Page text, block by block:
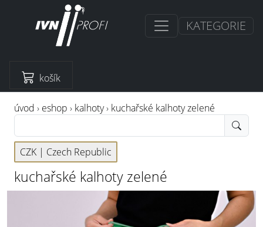
KATEGORIE
košík
úvod › eshop › kalhoty› kuchařské kalhoty zelené
CZK | Czech Republic
kuchařské kalhoty zelené